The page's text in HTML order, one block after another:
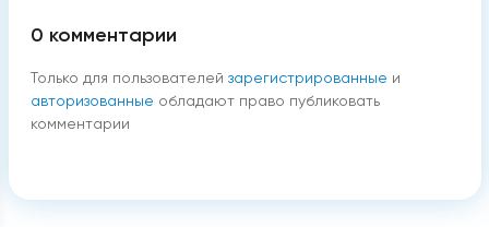
0 комментарии
Только для пользователей зарегистрированные и
авторизованные обладают право публиковать
комментарии